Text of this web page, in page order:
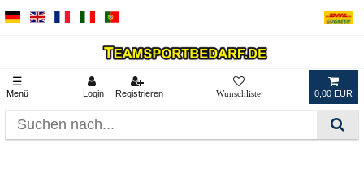
☰
Menü Login Registrieren 0,00 EUR